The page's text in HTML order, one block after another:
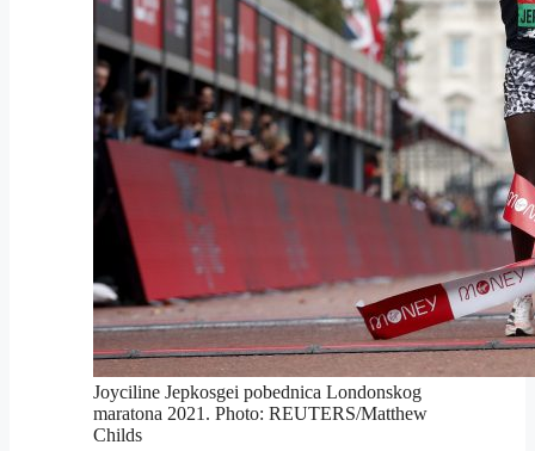
Joyciline Jepkosgei pobednica Londonskog
maratona 2021. Photo: REUTERS/Matthew
Childs